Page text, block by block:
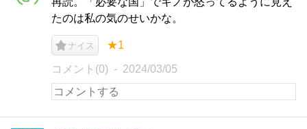
たのは私の気のせいかな。
ナイス ★1
コメント(0) 2024/03/05